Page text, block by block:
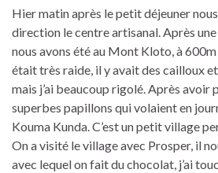
Hier matin après le petit déjeuner
direction le centre artisanal. Après
nous avons été au Mont Kloto, à
était très raide, il y avait des cailloux
mais j’ai beaucoup rigolé. Après avoir
superbes papillons qui volaient en
Kouma Kunda. C’est un petit village
On a visité le village avec Prosper, il
avec lequel on fait du chocolat, j’ai